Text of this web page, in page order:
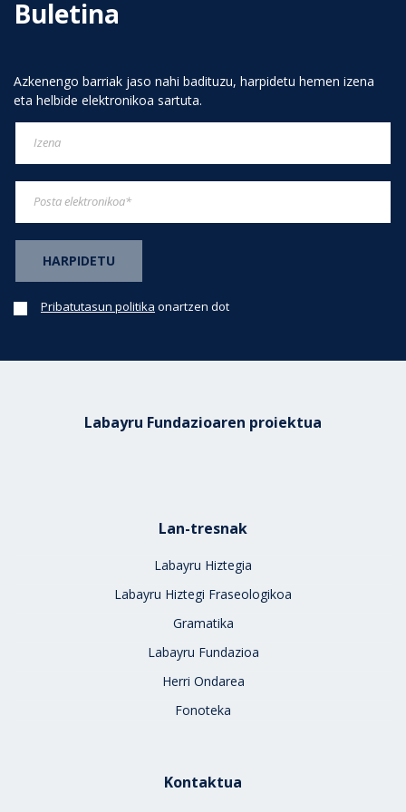
Buletina
Azkenengo barriak jaso nahi badituzu, harpidetu hemen izena
eta helbide elektronikoa sartuta.
Pribatutasun politika onartzen dot
Labayru Fundazioaren proiektua
Lan-tresnak
Labayru Hiztegia
Labayru Hiztegi Fraseologikoa
Gramatika
Labayru Fundazioa
Herri Ondarea
Fonoteka
Kontaktua